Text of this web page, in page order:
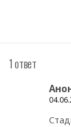
1 ответ